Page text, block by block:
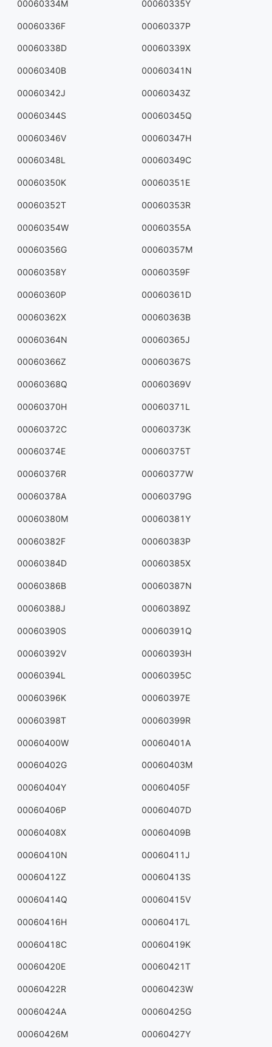
00060334M 00060335Y
00060336F 00060337P
00060338D 00060339X
00060340B 00060341N
00060342J 00060343Z
00060344S 00060345Q
00060346V 00060347H
00060348L 00060349C
00060350K 00060351E
00060352T 00060353R
00060354W 00060355A
00060356G 00060357M
00060358Y 00060359F
00060360P 00060361D
00060362X 00060363B
00060364N 00060365J
00060366Z 00060367S
00060368Q 00060369V
00060370H 00060371L
00060372C 00060373K
00060374E 00060375T
00060376R 00060377W
00060378A 00060379G
00060380M 00060381Y
00060382F 00060383P
00060384D 00060385X
00060386B 00060387N
00060388J 00060389Z
00060390S 00060391Q
00060392V 00060393H
00060394L 00060395C
00060396K 00060397E
00060398T 00060399R
00060400W 00060401A
00060402G 00060403M
00060404Y 00060405F
00060406P 00060407D
00060408X 00060409B
00060410N 00060411J
00060412Z 00060413S
00060414Q 00060415V
00060416H 00060417L
00060418C 00060419K
00060420E 00060421T
00060422R 00060423W
00060424A 00060425G
00060426M 00060427Y